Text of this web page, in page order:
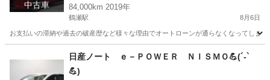
中古車
84,000km 2019年
鶴瀬駅 8月6日
お支払いの滞納や過去の破産歴など様々な理由でオートローンが通らなくなってしま
鶴瀬駅 オトロン
日産ノート ｅ－ＰＯＷＥＲ ＮＩＳＭＯ💪(´-`
💪)